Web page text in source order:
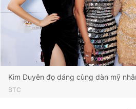
Theo dõi báo trên
0906 645 777
Liên
0908
Kim Duyên đọ dáng cùng dàn mỹ
BTC